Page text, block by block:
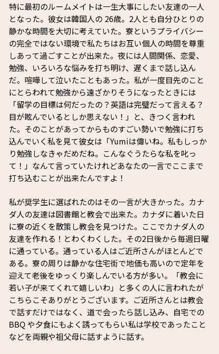
特に最初のルームメイトは一生大事にしたい友達の一人
となった。彼女は韓国人の 26歳。2人とも自分ひとりの
静かな時間を大切に考えていた。寮というプライバシー
の完全ではない環境で私たちはお互い個人の時間を尊重
しあって過ごすことが出来た。夜には人間関係、恋愛、
勉強、いろいろな悩みを打ち明け、遅くまで話し込ん
だ。喧嘩して泣いたこともあった。私が一度目先のこと
にとらわれて勉強から遠ざかりそうになったときには
「留学の目標は何だったの？英語は完璧だって言える？
目が眩んでいるとしか思えない！」と、きつく言われ
た。そのことがあってからものすごい勢いで勉強に打ち
込んでいく私を見て彼女は「Yumiは偉いね。私もしっか
り勉強しなきゃだめだね。こんなぐうたらな私を叱っ
て！」なんて言っていたけれどあなたの一言でここまで
打ち込むことが出来たんですよ！
私が奨学生に選ばれたのはその一言が大きかった。カナ
ダ人の友達は図書館と教会で出来た。カナダに着いた日
に寮の近くを散策し教会を見つけた。ここでカナダ人の
友達を作れる！とわくわくした。その2日後から毎週日曜
に通っている。通っている人はご近所さんがほとんどで
ある。寮の周りは静かな住宅街で地価も高いので定年を
迎えて老後をゆっくり楽しんでいる方が多い。「教会に
若い子が来てくれて嬉しいわ」と多くの人に言われたが
こちらこそありがとうございます。ご近所さんとは教会
で話すだけではなく、道で会ったら話し込み、自宅での
BBQ や夕食にもよく誘ってもらい私は学校であったこと
などを両親や祖父母に話すように話す。